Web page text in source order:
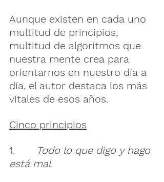
Aunque existen en cada uno
multitud de principios,
multitud de algoritmos que
nuestra mente crea para
orientarnos en nuestro día a
día, el autor destaca los más
vitales de esos años.
Cinco principios
1.
Todo lo que digo y hago
está mal.